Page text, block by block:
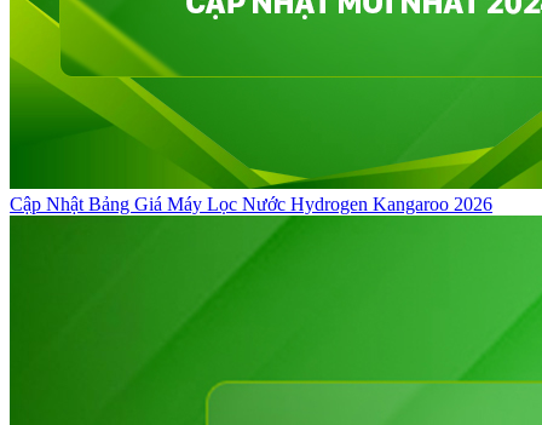
Cập Nhật Bảng Giá Máy Lọc Nước Hydrogen Kangaroo 2026